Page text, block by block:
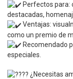
Perfectos para:
destacadas,
Ventajas:
como un premio de
Recomendado
especiales.
¿Necesitas